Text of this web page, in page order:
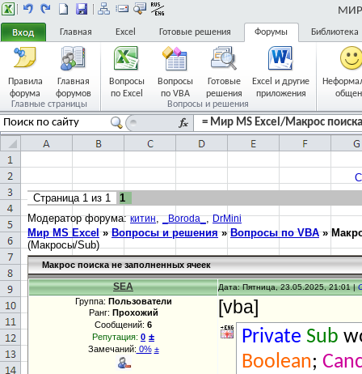
МИР
Главная Excel Готовые решения Форумы Библиотека
Правила
форума
Главная
форумов
Главные страницы
Вопросы
по Excel
Вопросы
по VBA
Готовые
решения
Excel и другие
приложения
Вопросы и решения
= Мир MS Excel/Макрос
Страница 1 из 1
1
Модератор форума:китин,_Boroda_,DrMini
Мир MS Excel » Вопросы и решения » Вопросы по VBA »
(Макросы/Sub)
Макрос поиска не заполненных ячеек
SEA Дата: Пятница, 23.05.2025, 21:01 |
Группа: Пользователи
Ранг: Прохожий
Сообщений: 6
Репутация: 0 ±
Замечаний: 0% ±
[vba]
Private Sub
Boolean;